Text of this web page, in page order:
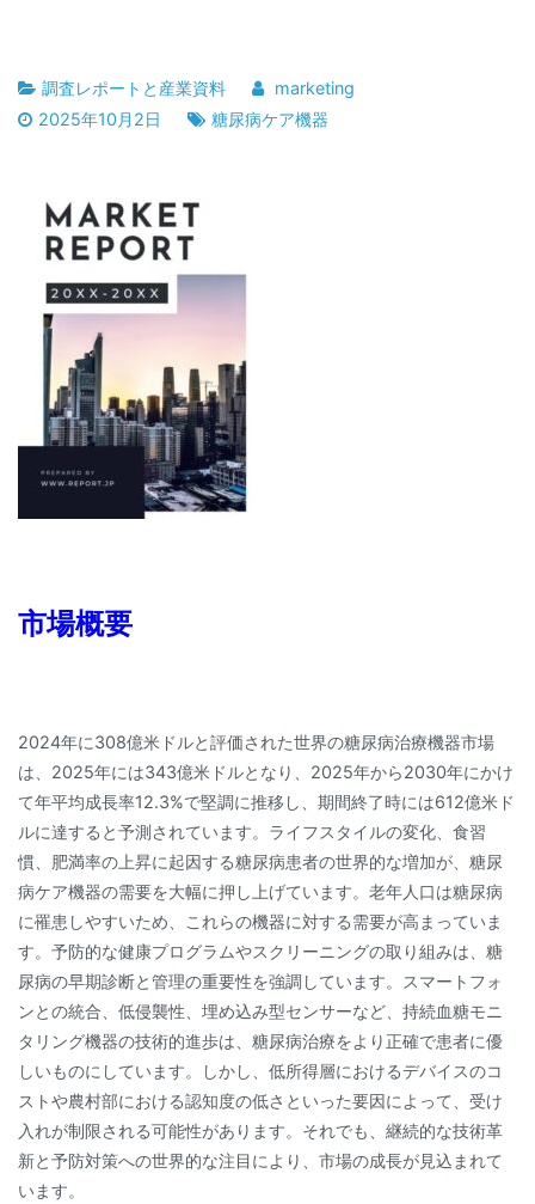
調査レポートと産業資料
marketing
2025年10月2日
糖尿病ケア機器
市場概要
2024年に308億米ドルと評価された世界の糖尿病治療機器市場
は、2025年には343億米ドルとなり、2025年から2030年にかけ
て年平均成長率12.3%で堅調に推移し、期間終了時には612億米ド
ルに達すると予測されています。ライフスタイルの変化、食習
慣、肥満率の上昇に起因する糖尿病患者の世界的な増加が、糖尿
病ケア機器の需要を大幅に押し上げています。老年人口は糖尿病
に罹患しやすいため、これらの機器に対する需要が高まっていま
す。予防的な健康プログラムやスクリーニングの取り組みは、糖
尿病の早期診断と管理の重要性を強調しています。スマートフォ
ンとの統合、低侵襲性、埋め込み型センサーなど、持続血糖モニ
タリング機器の技術的進歩は、糖尿病治療をより正確で患者に優
しいものにしています。しかし、低所得層におけるデバイスのコ
ストや農村部における認知度の低さといった要因によって、受け
入れが制限される可能性があります。それでも、継続的な技術革
新と予防対策への世界的な注目により、市場の成長が見込まれて
います。